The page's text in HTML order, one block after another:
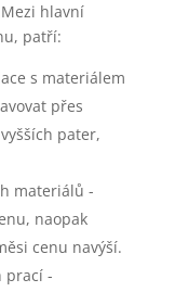
hlavní
patří:
s materiálem
přes
pater,
materiálů -
naopak
cenu navýší.
prací -